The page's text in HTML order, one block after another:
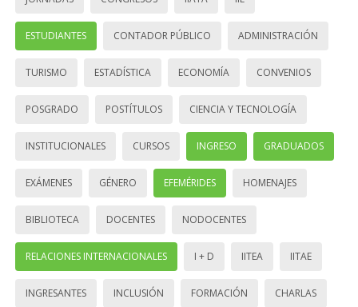
ESTUDIANTES CONTADOR PÚBLICO ADMINISTRACIÓN
TURISMO ESTADÍSTICA ECONOMÍA CONVENIOS
POSGRADO POSTÍTULOS CIENCIA Y TECNOLOGÍA
INSTITUCIONALES CURSOS INGRESO GRADUADOS
EXÁMENES GÉNERO EFEMÉRIDES HOMENAJES
BIBLIOTECA DOCENTES NODOCENTES
RELACIONES INTERNACIONALES I + D IITEA IITAE
INGRESANTES INCLUSIÓN FORMACIÓN CHARLAS